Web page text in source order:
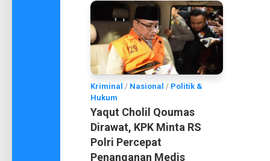
Kriminal / Nasional / Politik &
Hukum
Yaqut Cholil Qoumas
Dirawat, KPK Minta RS
Polri Percepat
Penanganan Medis